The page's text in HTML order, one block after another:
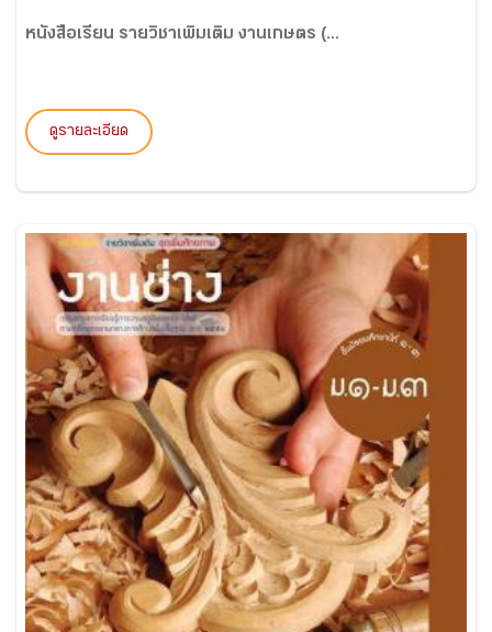
หนังสือเรียน รายวิชาเพิ่มเติม งานเกษตร (...
ดูรายละเอียด